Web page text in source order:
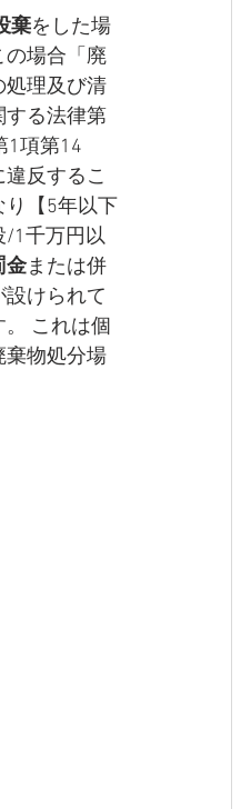
棄をした場
の場合「廃
処理及び清
する法律第
1項第14
違反するこ
り【5年以下
/1千万円以
金または併
設けられて
。 これは個
棄物処分場